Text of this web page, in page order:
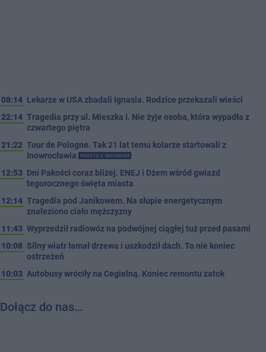
08:14 Lekarze w USA zbadali Ignasia. Rodzice przekazali wieści
22:14 Tragedia przy ul. Mieszka I. Nie żyje osoba, która wypadła z
czwartego piętra
21:22 Tour de Pologne. Tak 21 lat temu kolarze startowali z
Inowrocławia
PROSTO Z ARCHIWUM
12:53 Dni Pakości coraz bliżej. ENEJ i Dżem wśród gwiazd
tegorocznego święta miasta
12:14 Tragedia pod Janikowem. Na słupie energetycznym
znaleziono ciało mężczyzny
11:43 Wyprzedził radiowóz na podwójnej ciągłej tuż przed pasami
10:08 Silny wiatr łamał drzewa i uszkodził dach. To nie koniec
ostrzeżeń
10:03 Autobusy wróciły na Cegielną. Koniec remontu zatok
Dołącz do nas…